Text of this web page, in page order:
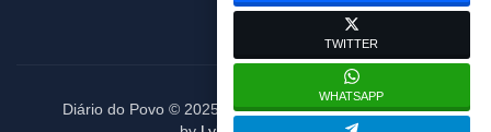
Diário do Povo © 2025. Todos os diretos reservados.
TWITTER
WHATSAPP